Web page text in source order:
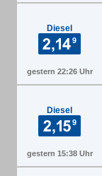
Diesel
gestern 22:26 Uhr
Diesel
gestern 15:38 Uhr